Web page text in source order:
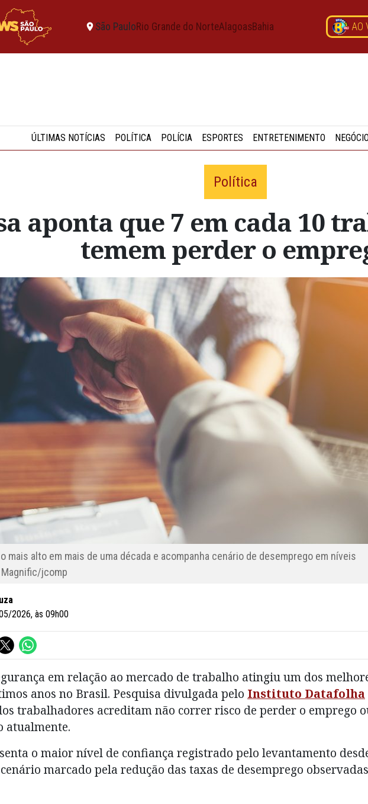
São PauloRio Grande do NorteAlagoasBahia AO
ÚLTIMAS NOTÍCIAS POLÍTICA POLÍCIA ESPORTES ENTRETENIMENTO
Política
aponta que 7 em cada 10
temem perder o
mais alto em mais de uma década e acompanha cenário de desemprego em níveis
Magnific/jcomp
2026, às 09h00
em relação ao mercado de trabalho atingiu um dos
anos no Brasil. Pesquisa divulgada pelo Instituto Datafolha
trabalhadores acreditam não correr risco de perder o emprego
atualmente.
o maior nível de confiança registrado pelo levantamento
marcado pela redução das taxas de desemprego observadas